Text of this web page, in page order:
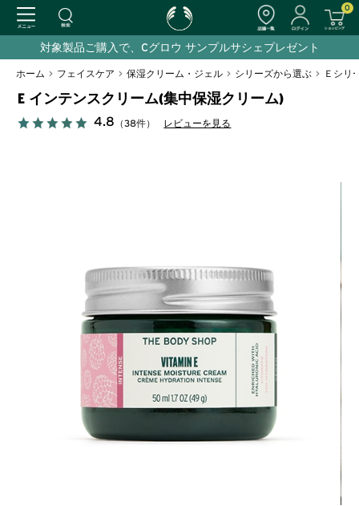
0
対象製品ご購入で、Cグロウ サンプルサシェプレゼント
ホーム > フェイスケア > 保湿クリーム・ジェル > シリーズから選ぶ > Ｅシリ
E インテンスクリーム(集中保湿クリーム)
4.8 （38件） レビューを見る